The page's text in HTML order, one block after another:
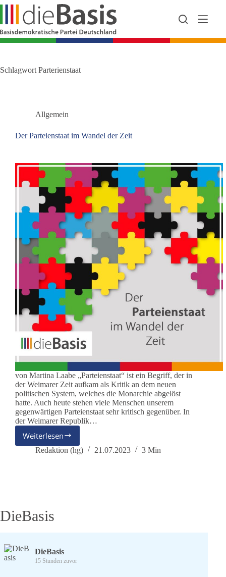
Zum
springen
Schlagwort Parterienstaat
Allgemein
Der Parteienstaat im Wandel der Zeit
von Martina Laabe „Parteienstaat“ ist ein Begriff, der in
der Weimarer Zeit aufkam als Kritik an dem neuen
politischen System, welches die Monarchie abgelöst
hatte. Auch heute stehen viele Menschen unserem
gegenwärtigen Parteienstaat sehr kritisch gegenüber. In
der Weimarer Republik…
Weiterlesen
Der
Parteienstaat
Redaktion (hg) 21.07.2023 3 Min
DieBasis
DieBasis
15 Stunden zuvor